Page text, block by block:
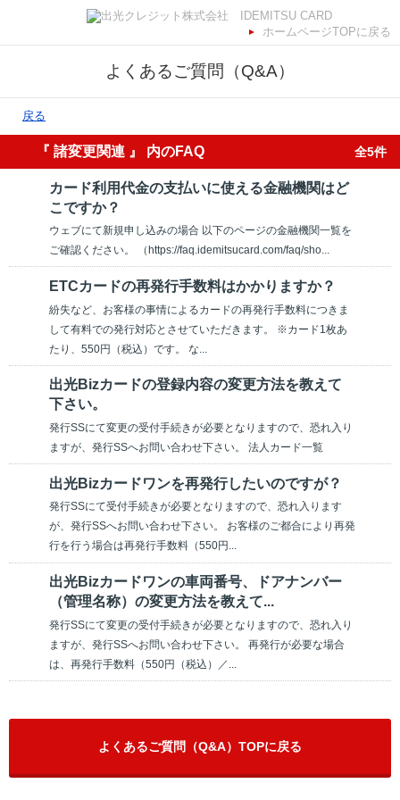
ホームページTOPに戻る
よくあるご質問（Q&A）
戻る
『 諸変更関連 』 内のFAQ 全5件
カード利用代金の支払いに使える金融機関はど
こですか？
ウェブにて新規申し込みの場合 以下のページの金融機関一覧を
ご確認ください。 （https://faq.idemitsucard.com/faq/sho...
ETCカードの再発行手数料はかかりますか？
紛失など、お客様の事情によるカードの再発行手数料につきま
して有料での発行対応とさせていただきます。 ※カード1枚あ
たり、550円（税込）です。 な...
出光Bizカードの登録内容の変更方法を教えて
下さい。
発行SSにて変更の受付手続きが必要となりますので、恐れ入り
ますが、発行SSへお問い合わせ下さい。 法人カード一覧
出光Bizカードワンを再発行したいのですが？
発行SSにて受付手続きが必要となりますので、恐れ入ります
が、発行SSへお問い合わせ下さい。 お客様のご都合により再発
行を行う場合は再発行手数料（550円...
出光Bizカードワンの車両番号、ドアナンバー
（管理名称）の変更方法を教えて...
発行SSにて変更の受付手続きが必要となりますので、恐れ入り
ますが、発行SSへお問い合わせ下さい。 再発行が必要な場合
は、再発行手数料（550円（税込）／...
よくあるご質問（Q&A）TOPに戻る